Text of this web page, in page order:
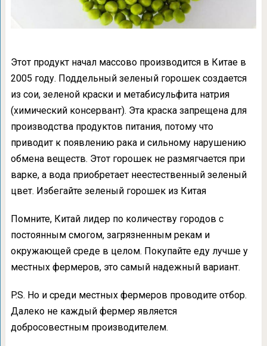
Этот продукт начал массово производится в Китае в
2005 году. Поддельный зеленый горошек создается
из сои, зеленой краски и метабисульфита натрия
(химический консервант). Эта краска запрещена для
производства продуктов питания, потому что
приводит к появлению рака и сильному нарушению
обмена веществ. Этот горошек не размягчается при
варке, а вода приобретает неестественный зеленый
цвет. Избегайте зеленый горошек из Китая
Помните, Китай лидер по количеству городов с
постоянным смогом, загрязненным рекам и
окружающей среде в целом. Покупайте еду лучше у
местных фермеров, это самый надежный вариант.
P.S. Но и среди местных фермеров проводите отбор.
Далеко не каждый фермер является
добросовестным производителем.